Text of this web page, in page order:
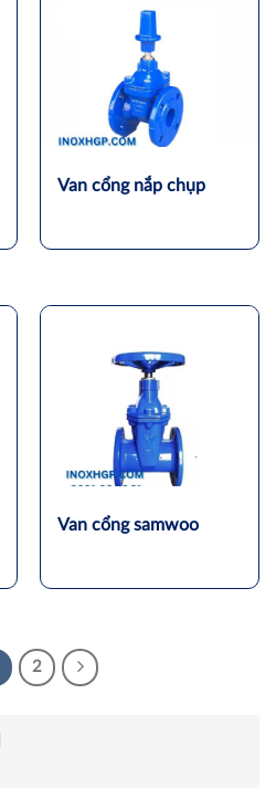
Van cổng nắp chụp
Van cổng samwoo
2